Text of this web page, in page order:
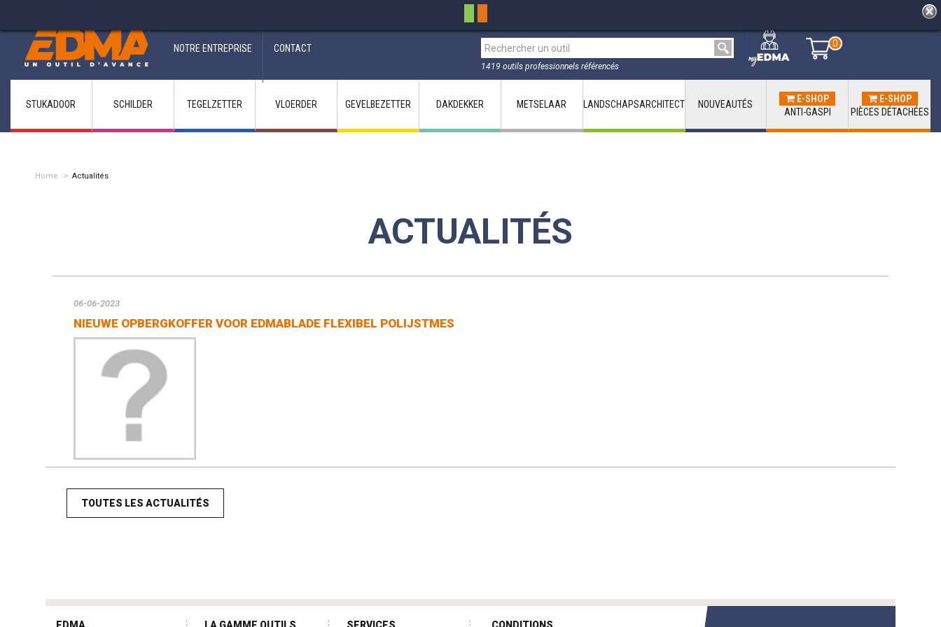
NOTRE ENTREPRISE CONTACT
1419 outils professionnels référencés
0
0
STUKADOOR SCHILDER TEGELZETTER VLOERDER GEVELBEZETTER DAKDEKKER METSELAAR LANDSCHAPSARCHITECT NOUVEAUTÉS
E-SHOP
ANTI-GASPI
E-SHOP
PIÈCES DÉTACHÉES
Home > Actualités
ACTUALITÉS
06-06-2023
NIEUWE OPBERGKOFFER VOOR EDMABLADE FLEXIBEL POLIJSTMES
TOUTES LES ACTUALITÉS